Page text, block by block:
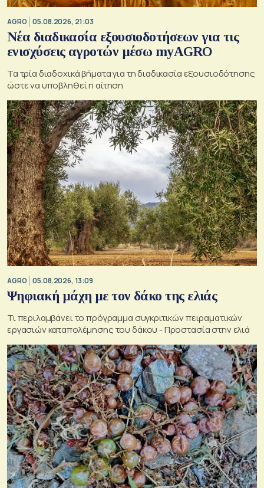
AGRO 05.08.2026, 21:03
Νέα διαδικασία εξουσιοδοτήσεων για τις
ενισχύσεις αγροτών μέσω myAGRO
Τα τρία διαδοχικά βήματα για τη διαδικασία εξουσιοδότησης
ώστε να υποβληθεί η αίτηση
AGRO 05.08.2026, 13:09
Ψηφιακή μάχη με τον δάκο της ελιάς
Τι περιλαμβάνει το πρόγραμμα συγκριτικών πειραματικών
εργασιών καταπολέμησης του δάκου - Προστασία στην ελιά